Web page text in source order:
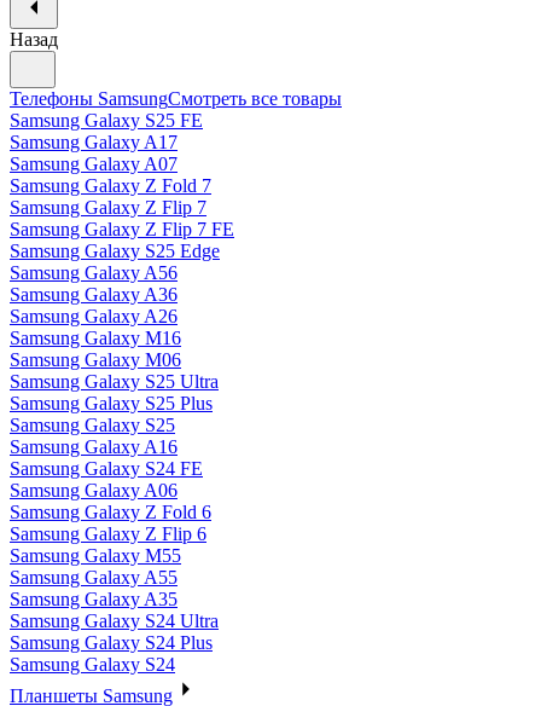
Назад
Телефоны SamsungСмотреть все товары
Samsung Galaxy S25 FE
Samsung Galaxy A17
Samsung Galaxy A07
Samsung Galaxy Z Fold 7
Samsung Galaxy Z Flip 7
Samsung Galaxy Z Flip 7 FE
Samsung Galaxy S25 Edge
Samsung Galaxy A56
Samsung Galaxy A36
Samsung Galaxy A26
Samsung Galaxy M16
Samsung Galaxy M06
Samsung Galaxy S25 Ultra
Samsung Galaxy S25 Plus
Samsung Galaxy S25
Samsung Galaxy A16
Samsung Galaxy S24 FE
Samsung Galaxy A06
Samsung Galaxy Z Fold 6
Samsung Galaxy Z Flip 6
Samsung Galaxy M55
Samsung Galaxy A55
Samsung Galaxy A35
Samsung Galaxy S24 Ultra
Samsung Galaxy S24 Plus
Samsung Galaxy S24
Планшеты Samsung